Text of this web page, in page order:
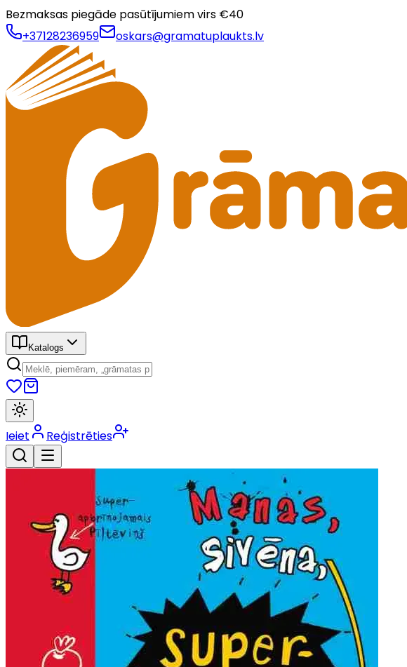
Bezmaksas piegāde pasūtījumiem virs €40
+37128236959
oskars@gramatuplaukts.lv
Katalogs
Ieiet Reģistrēties